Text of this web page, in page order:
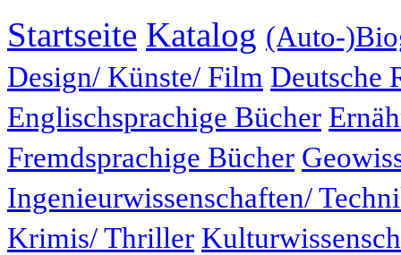
Startseite Katalog (Auto-
Design/ Künste/ Film Deutsche
Englischsprachige Bücher
Fremdsprachige Bücher
Ingenieurwissenschaften/
Krimis/ Thriller